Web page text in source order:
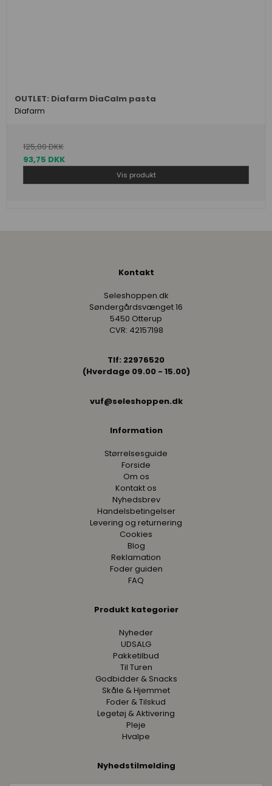
OUTLET: Diafarm DiaCalm pasta
Diafarm
125,00 DKK
93,75 DKK
Vis produkt
Kontakt
Seleshoppen.dk
Søndergårdsvænget 16
5450 Otterup
CVR: 42157198
Tlf: 22976520
(Hverdage 09.00 - 15.00)
vuf@seleshoppen.dk
Information
Størrelsesguide
Forside
Om os
Kontakt os
Nyhedsbrev
Handelsbetingelser
Levering og returnering
Cookies
Blog
Reklamation
Foder guiden
FAQ
Produkt kategorier
Nyheder
UDSALG
Pakketilbud
Til Turen
Godbidder & Snacks
Skåle & Hjemmet
Foder & Tilskud
Legetøj & Aktivering
Pleje
Hvalpe
Nyhedstilmelding